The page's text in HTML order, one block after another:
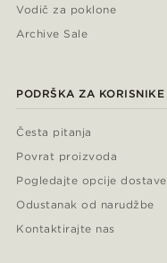
Vodič za poklone
Archive Sale
PODRŠKA ZA KORISNIKE
Česta pitanja
Povrat proizvoda
Pogledajte opcije dostave
Odustanak od narudžbe
Kontaktirajte nas